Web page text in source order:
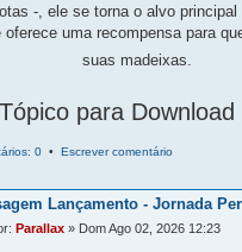
-, ele se torna o alvo
uma recompensa para
suas madeixas.
para Download
0 • Escrever comentário
Lançamento - Jornada
Parallax » Dom Ago 02, 2026 12:23